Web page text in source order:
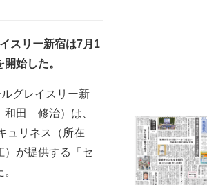
スリー新宿は7月1
開始した。
グレイスリー新
和田 修治）は、
ュリネス（所在
が提供する「セ